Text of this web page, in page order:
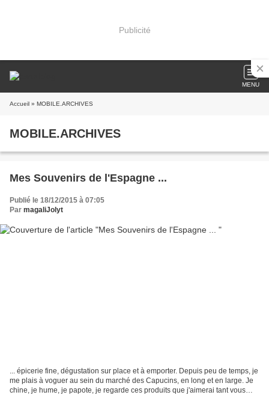
Publicité
MENU
Accueil » MOBILE.ARCHIVES
MOBILE.ARCHIVES
Mes Souvenirs de l'Espagne ...
Publié le 18/12/2015 à 07:05
Par magaliJolyt
... épicerie fine, dégustation sur place et à emporter. Depuis peu de temps, je
me plais à voguer au sein du marché des Capucins, en long et en large. Je
chine, je hume, je papote, je regarde ces produits que j'aimerai tant vous